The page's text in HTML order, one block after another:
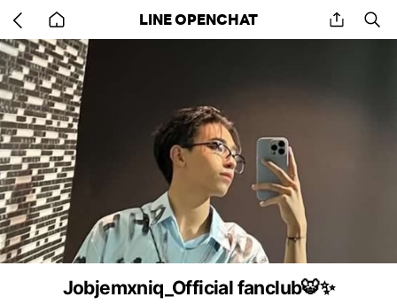
back
to
home
LINE OPENCHAT share
Jobjemxniq_Official fanclub🐯✨